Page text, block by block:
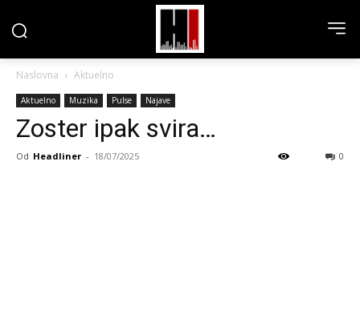
Naslovna Aktuelno
Aktuelno Muzika Pulse Najave
Zoster ipak svira…
Od Headliner - 18/07/2025 0